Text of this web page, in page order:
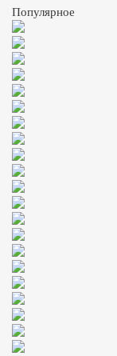
Популярное